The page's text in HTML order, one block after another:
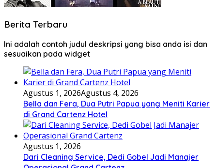
Berita Terbaru
Ini adalah contoh judul deskripsi yang bisa anda isi dan
sesuaikan pada widget
Agustus 1, 2026Agustus 4, 2026
Bella dan Fera, Dua Putri Papua yang Meniti Karier
di Grand Cartenz Hotel
Agustus 1, 2026
Dari Cleaning Service, Dedi Gobel Jadi Manajer